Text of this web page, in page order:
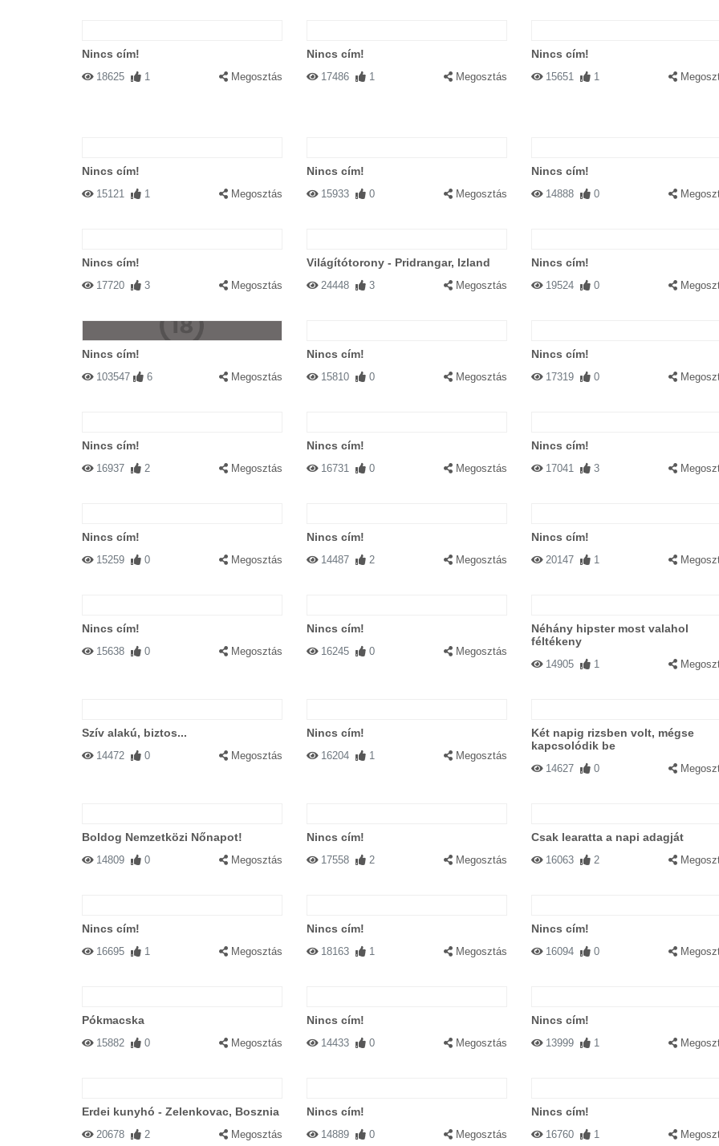
Nincs cím!
18625 1 Megosztás
Nincs cím!
17486 1 Megosztás
Nincs cím!
15651 1
Nincs cím!
15121 1 Megosztás
Nincs cím!
15933 0 Megosztás
Nincs cím!
14888 0
Nincs cím!
17720 3 Megosztás
Világítótorony - Pridrangar, Izland
24448 3 Megosztás
Nincs cím!
19524 0
Nincs cím!
103547 6 Megosztás
Nincs cím!
15810 0 Megosztás
Nincs cím!
17319 0
Nincs cím!
16937 2 Megosztás
Nincs cím!
16731 0 Megosztás
Nincs cím!
17041 3
Nincs cím!
15259 0 Megosztás
Nincs cím!
14487 2 Megosztás
Nincs cím!
20147 1
Nincs cím!
15638 0 Megosztás
Nincs cím!
16245 0 Megosztás
Néhány hipster most valahol
féltékeny
14905 1
Szív alakú, biztos...
14472 0 Megosztás
Nincs cím!
16204 1 Megosztás
Két napig rizsben volt, mégse
kapcsolódik be
14627 0
Boldog Nemzetközi Nőnapot!
14809 0 Megosztás
Nincs cím!
17558 2 Megosztás
Csak learatta a napi adagját
16063 2
Nincs cím!
16695 1 Megosztás
Nincs cím!
18163 1 Megosztás
Nincs cím!
16094 0
Pókmacska
15882 0 Megosztás
Nincs cím!
14433 0 Megosztás
Nincs cím!
13999 1
Erdei kunyhó - Zelenkovac, Bosznia
20678 2 Megosztás
Nincs cím!
14889 0 Megosztás
Nincs cím!
16760 1